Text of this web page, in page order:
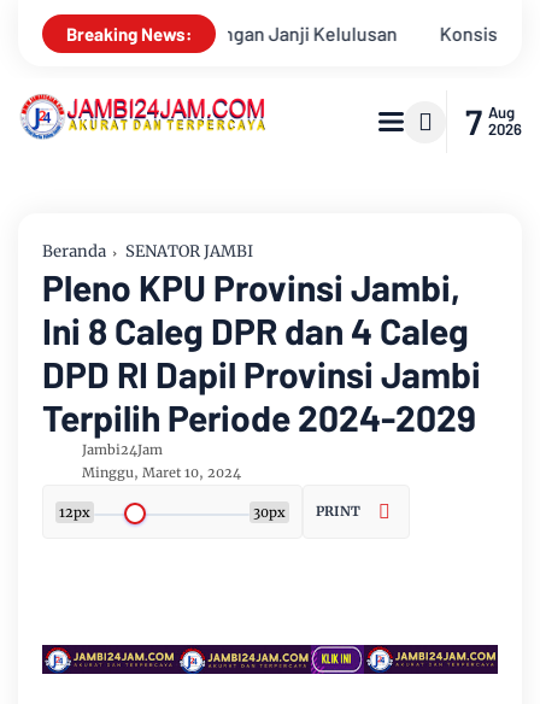
Breaking News:
Alirkan Kepedulian, Sinsen Gelar Donor Darah ke-23
7 Aug
2026
Beranda SENATOR JAMBI
Pleno KPU Provinsi Jambi,
Ini 8 Caleg DPR dan 4 Caleg
DPD RI Dapil Provinsi Jambi
Terpilih Periode 2024-2029
Jambi24Jam
Minggu, Maret 10, 2024
12px 30px PRINT